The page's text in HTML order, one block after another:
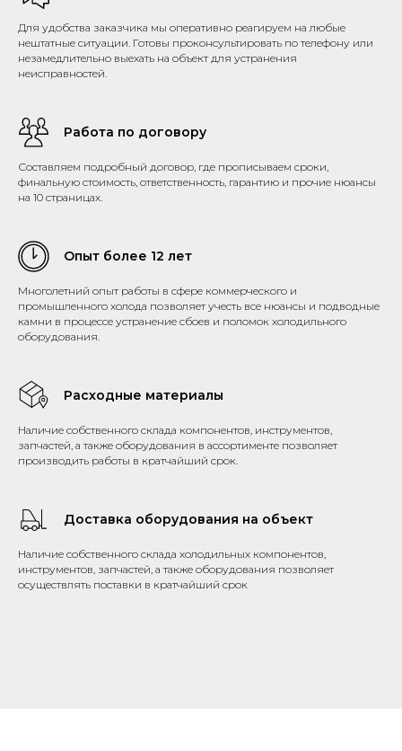
Для удобства заказчика мы оперативно реагируем на любые
нештатные ситуации. Готовы проконсультировать по телефону или
незамедлительно выехать на объект для устранения
неисправностей.
Работа по договору
Составляем подробный договор, где прописываем сроки,
финальную стоимость, ответственность, гарантию и прочие нюансы
на 10 страницах.
Опыт более 12 лет
Многолетний опыт работы в сфере коммерческого и
промышленного холода позволяет учесть все нюансы и подводные
камни в процессе устранение сбоев и поломок холодильного
оборудования.
Расходные материалы
Наличие собственного склада компонентов, инструментов,
запчастей, а также оборудования в ассортименте позволяет
производить работы в кратчайший срок.
Доставка оборудования на объект
Наличие собственного склада холодильных компонентов,
инструментов, запчастей, а также оборудования позволяет
осуществлять поставки в кратчайший срок